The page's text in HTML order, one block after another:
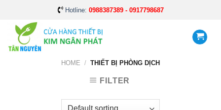
content
Hotline: 0988387389 - 0917798687
HOME / THIẾT BỊ PHÒNG DỊCH
FILTER